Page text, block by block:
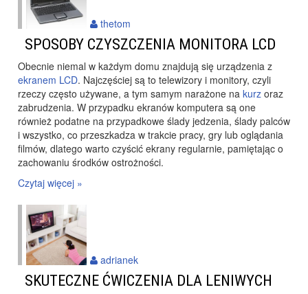
SPOSOBY CZYSZCZENIA MONITORA LCD
Obecnie niemal w każdym domu znajdują się urządzenia z
ekranem LCD. Najczęściej są to telewizory i monitory, czyli
rzeczy często używane, a tym samym narażone na kurz oraz
zabrudzenia. W przypadku ekranów komputera są one
również podatne na przypadkowe ślady jedzenia, ślady palców
i wszystko, co przeszkadza w trakcie pracy, gry lub oglądania
filmów, dlatego warto czyścić ekrany regularnie, pamiętając o
zachowaniu środków ostrożności.
Czytaj więcej »
thetom
SKUTECZNE ĆWICZENIA DLA LENIWYCH
adrianek